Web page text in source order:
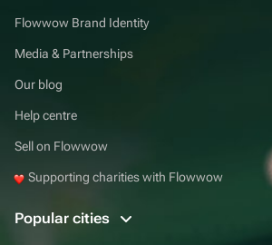
Flowwow Brand Identity
Media & Partnerships
Our blog
Help centre
Sell on Flowwow
Supporting charities with Flowwow
Popular cities